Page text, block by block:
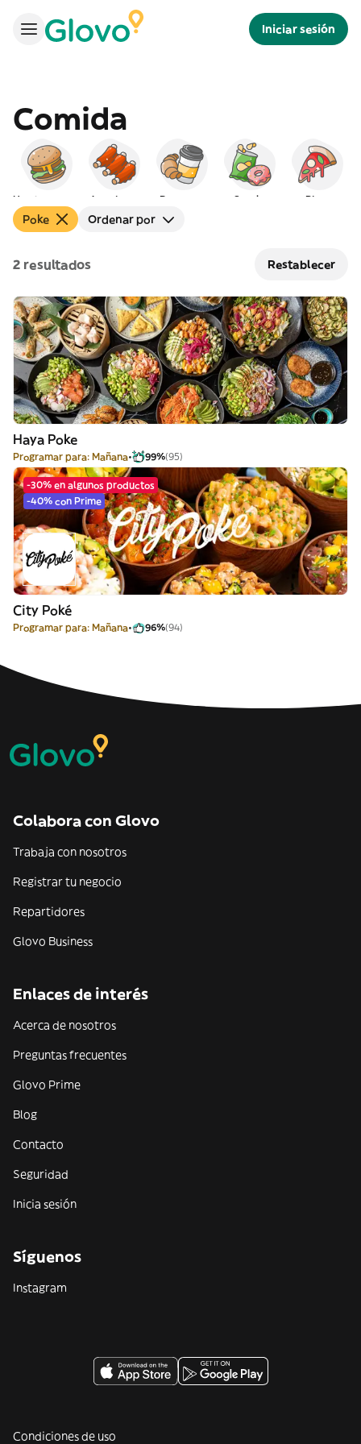
Iniciar sesión
Comida
Americana Desayuno Snacks Pizza
Poke Ordenar por
2 resultados Restablecer
Haya Poke
Programar para: Mañana 99%(95)
-30% en algunos productos
-40% con Prime
City Poké
Programar para: Mañana 96%(94)
Colabora con Glovo
Trabaja con nosotros
Registrar tu negocio
Repartidores
Glovo Business
Enlaces de interés
Acerca de nosotros
Preguntas frecuentes
Glovo Prime
Blog
Contacto
Seguridad
Inicia sesión
Síguenos
Instagram
Condiciones de uso